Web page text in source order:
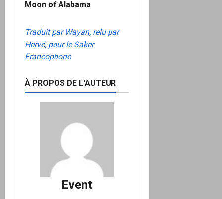
Moon of Alabama
Traduit par Wayan, relu par
Hervé, pour le Saker
Francophone
À PROPOS DE L'AUTEUR
Event